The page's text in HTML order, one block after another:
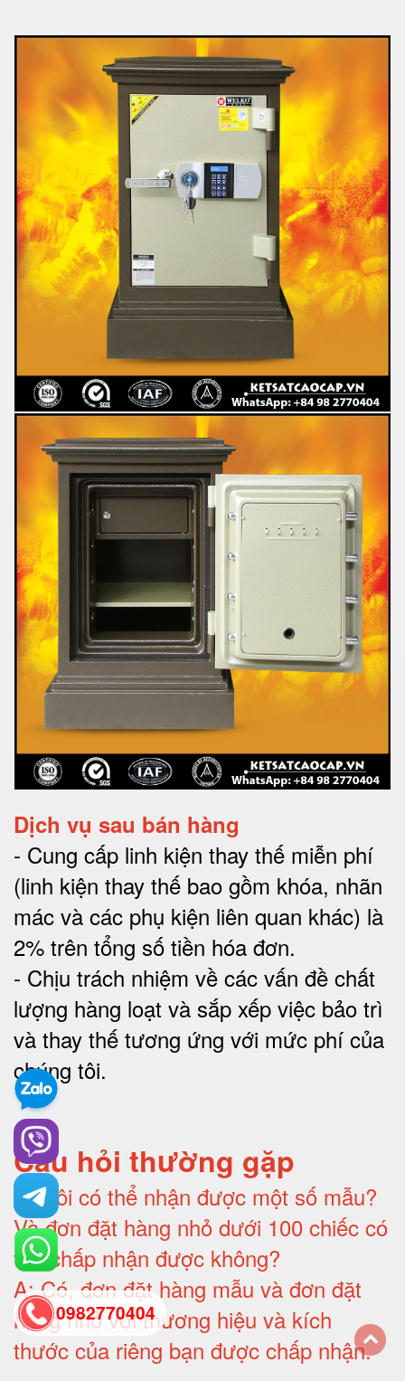
Dịch vụ sau bán hàng
- Cung cấp linh kiện thay thế miễn phí
(linh kiện thay thế bao gồm khóa, nhãn
mác và các phụ kiện liên quan khác) là
2% trên tổng số tiền hóa đơn.
- Chịu trách nhiệm về các vấn đề chất
lượng hàng loạt và sắp xếp việc bảo trì
và thay thế tương ứng với mức phí của
chúng tôi.
Câu hỏi thường gặp
Q:Tôi có thể nhận được một số mẫu?
Và đơn đặt hàng nhỏ dưới 100 chiếc có
thể chấp nhận được không?
A:Có, đơn đặt hàng mẫu và đơn đặt
hàng nhỏ với thương hiệu và kích
thước của riêng bạn được chấp nhận.
0982770404